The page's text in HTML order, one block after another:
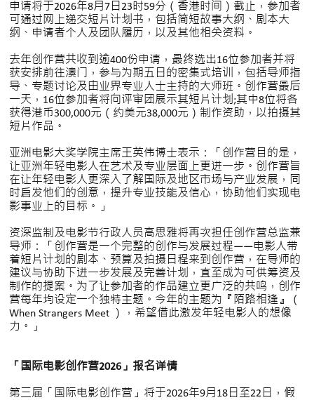
申请将于2026年8月7日23时59分（香港时间）截止，参加者
可通过网上递交短片计划书，包括简短故事大纲、剧本大
纲、申请者个人及团队履历，以及其他相关资料。
去年创作营共收到逾400份申请，最终选出16位参加者并将
获安排前往澳门，参与为期五日的密集式培训，包括导师指
导、专题讨论及由业界专业人士主持的大师班。创作营最后
一天，16位参加者将向评审团展示其短片计划;其中8位将各
获得港币300,000元（约美元38,000元）制作资助，以拍摄其
短片作品。
亚洲电影大奖学院主席王英伟博士表示：「创作营目的是，
让亚洲年轻电影人在艺术及专业层面上更进一步。创作营旨
在让年轻电影人更深入了解国际及地区市场与产业发展，同
时启发他们的创意，提升专业技能及信心，协助他们实现电
影事业上的目标。」
资深监制及电影节行政人员高思雅将再次担任创作营总监兼
导师：「创作营是一个完整的创作与发展过程——电影人带
着短片计划的剧本、预算及拍摄日程来到创作营，在导师的
建议与协助下进一步发展及完善计划，直至成为可供筹资及
制作的提案。为了让参加者的作品建立更广泛的共鸣，创作
营每年均设定一个独特主题。今年的主题为『陌路相逢』（
When Strangers Meet ），希望借此激发年轻电影人的想像
力。」
「国际电影创作营2026」报名详情
第三届「国际电影创作营」将于2026年9月18日至22日，假